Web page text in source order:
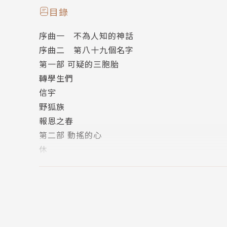
明年也一樣。
**********
看似平凡的國中生，一次次轉學，一次次改名換姓
只因她是時間長河中最孤獨的存在。
五百年前，秋天想都沒想就救了雪地裡受困的狐
一開始就不被容許來到這個世界上。垂死之際，
五百年來，身邊的人來來去去。她已經從私塾上
蒼，有兒孫陪伴，卻再也無法與長不大的姊姊
目錄
序曲一 不為人知的神話
序曲二 第八十九個名字
第一部 可疑的三胞胎
轉學生們
信宇
野狐族
報恩之春
第二部 動搖的心
休